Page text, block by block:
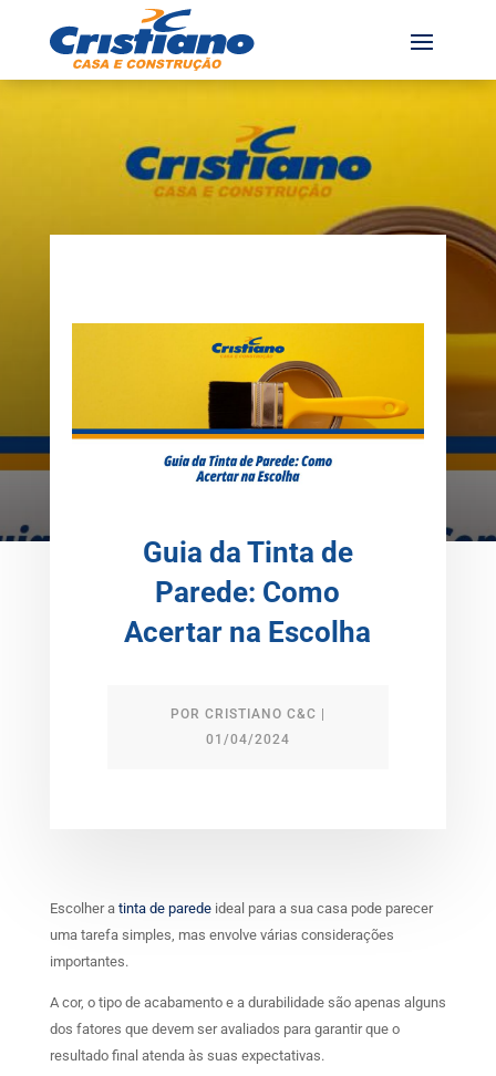
Guia da Tinta de
Parede: Como
Acertar na Escolha
POR CRISTIANO C&C
01/04/2024
Escolher a tinta de paredeideal para a sua casa pode parecer
uma tarefa simples, mas envolve várias considerações
importantes.
A cor, o tipo de acabamento e a durabilidade são apenas alguns
dos fatores que devem ser avaliados para garantir que o
resultado final atenda às suas expectativas.